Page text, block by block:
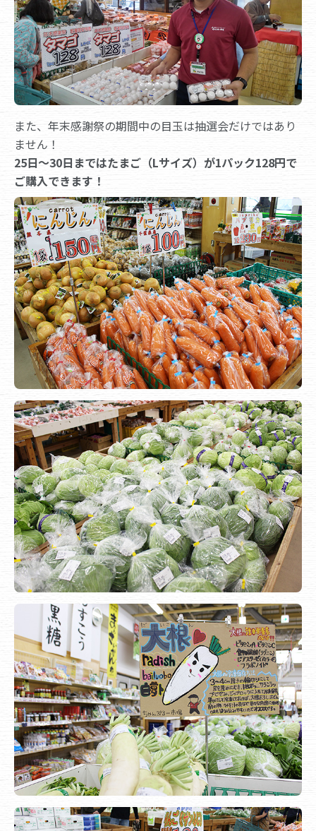
また、年末感謝祭の期間中の目玉は抽選会だけではあり
ません！
25日～30日まではたまご（Lサイズ）が1パック128円で
ご購入できます！